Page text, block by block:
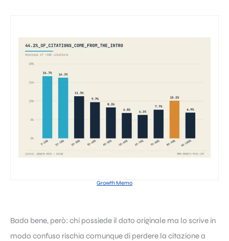
Growth Memo
Bada bene, però: chi possiede il dato originale ma lo scrive in
modo confuso rischia comunque di perdere la citazione a